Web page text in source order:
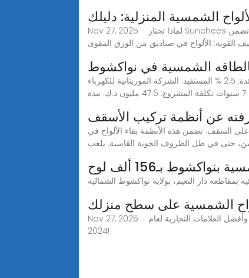
الشمسية المنزلية: دليلك
Nov 27, 2025 · لماذا تختار Sunchees لتلبية احتياجاتك في توصيل الألواح الشمسية؟ تضمن Sunchees تجربة خالية من القلق: التسليم السريع: العينات في 5-7 أيام، الطلبات
الشمسية في نواكشوط
الجمهورية الإسلامية الموريتانية محطة توليد بالطاقة الشمسية في نواكشوط وتطوير المنظومة الكهربائية رقم القرض: 610 معدل الفائدة: 2.5 % المستفيد: الشركة الموريتانية للكهرباء
عن أنظمة تركيب الأسقف
السقف. تضمن هذه الأنظمة بقاء الألواح في
حتى في ظل الظروف الجوية القاسية. يلعب
بـ156 ألف لوح
الشمسية على سطح منزلك
Nov 27, 2025 · اكتشف كيفية تركيب الألواح الشمسية على سطح منزلك من خلال دليلنا النهائي. تعرف على خيارات تركيب الألواح الشمسية والرفوف وأفضل العلامات التجارية لعام
2024!